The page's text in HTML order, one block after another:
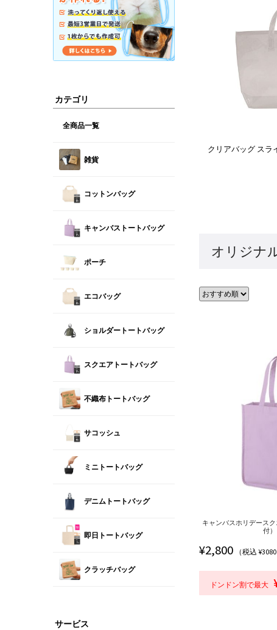
クリアバッグ スラ
オリジナ
キャンバスホリデース
付）
¥2,800 （税込 ¥3080
ドンドン割で最大
カテゴリ
全商品一覧
雑貨
コットンバッグ
キャンバストートバッグ
ポーチ
エコバッグ
ショルダートートバッグ
スクエアトートバッグ
不織布トートバッグ
サコッシュ
ミニトートバッグ
デニムトートバッグ
即日トートバッグ
クラッチバッグ
サービス